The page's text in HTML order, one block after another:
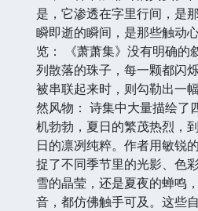
是，它渗透在字里行间，是
瞬即逝的瞬间，是那些触动
览： 《萧萧集》没有明确的
列散落的珠子，每一颗都闪
被串联起来时，则勾勒出一
然风物： 诗集中大量描绘了
机勃勃，夏日的繁茂热烈，
日的凛冽纯粹。作者用敏锐
捉了不同季节里的光影、色
雪的晶莹，还是夏夜的蝉鸣
音，都仿佛触手可及。这些